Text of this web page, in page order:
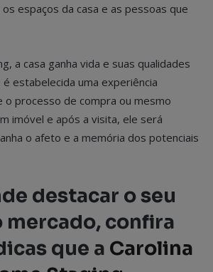
espaços da casa e as pessoas que
a casa ganha vida e suas qualidades
estabelecida uma experiência
o processo de compra ou mesmo
imóvel e após a visita, ele será
o afeto e a memória dos potenciais
destacar o seu
mercado, confira
que a Carolina